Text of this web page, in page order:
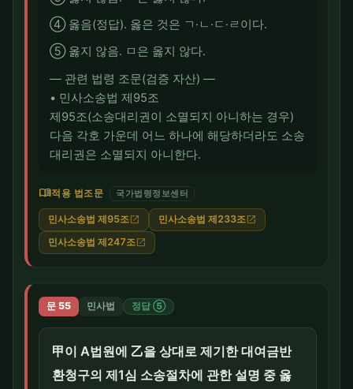
④ 옳음(정답). 옳은 것은 ㄱ·ㄴ·ㄷ·ㄹ이다.
⑤ 옳지 않음. ㅁ은 옳지 않다.
― 관련 법령 조문(검증 자산) ―
• 민사소송법 제95조
제95조(소송대리권이 소멸되지 아니하는 경우)
다음 각호 가운데 어느 하나에 해당하더라도 소송
대리권은 소멸되지 아니한다.
menu_book적용 법조문 국가법령정보센터
민사소송법 제95조open_in_new 민사소송법 제233조open_in_new
민사소송법 제247조open_in_new
문 55 민사법 정답 ⑤
甲이 A법원에 乙을 상대로 제기한 대여금반
환청구의 제1심 소송절차에 관한 설명 중 옳